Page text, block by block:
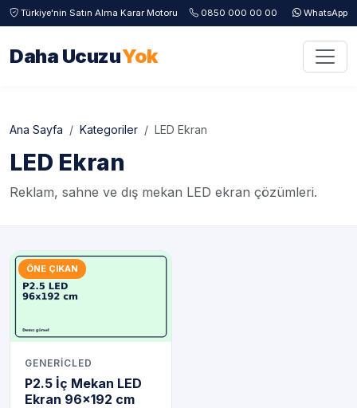
Türkiye'nin Satın Alma Karar Motoru 0850 000 00 00 WhatsApp
Daha UcuzuYok
Ana Sayfa Kategoriler LED Ekran
LED Ekran
Reklam, sahne ve dış mekan LED ekran çözümleri.
ÖNE ÇIKAN
GENERICLED
P2.5 İç Mekan LED
Ekran 96x192 cm